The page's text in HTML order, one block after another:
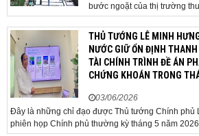
bước ngoặt của thị trường
Khi các tuyến kết nối liên
trúc phát triển đô thị đang
hành lang tăng trưởng mới
THỦ TƯỚNG LÊ MINH
NƯỚC GIỮ ỔN ĐỊNH
TÀI CHÍNH TRÌNH ĐỀ ÁN
CHỨNG KHOÁN TRONG
03/06/2026
Đây là những chỉ đạo được Thủ tướng Chính phủ
phiên họp Chính phủ thường kỳ tháng 5 năm